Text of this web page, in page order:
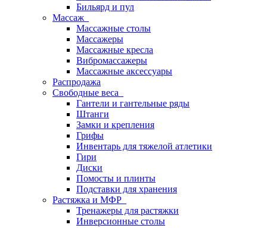
Бильярд и пул
Массаж
Массажные столы
Массажеры
Массажные кресла
Вибромассажеры
Массажные аксессуары
Распродажа
Свободные веса
Гантели и гантельные ряды
Штанги
Замки и крепления
Грифы
Инвентарь для тяжелой атлетики
Гири
Диски
Помосты и плинты
Подставки для хранения
Растяжка и МФР
Тренажеры для растяжки
Инверсионные столы